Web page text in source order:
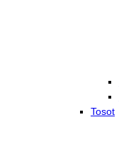
Tosot